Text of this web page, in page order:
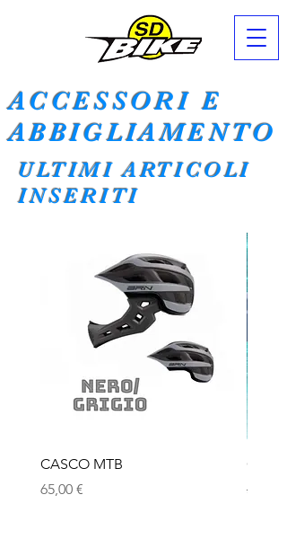
ACCESSORI E
ABBIGLIAMENTO
ULTIMI ARTICOLI
INSERITI
CASCO MTB
Prezzo
65,00 €
Casco
39,00 €